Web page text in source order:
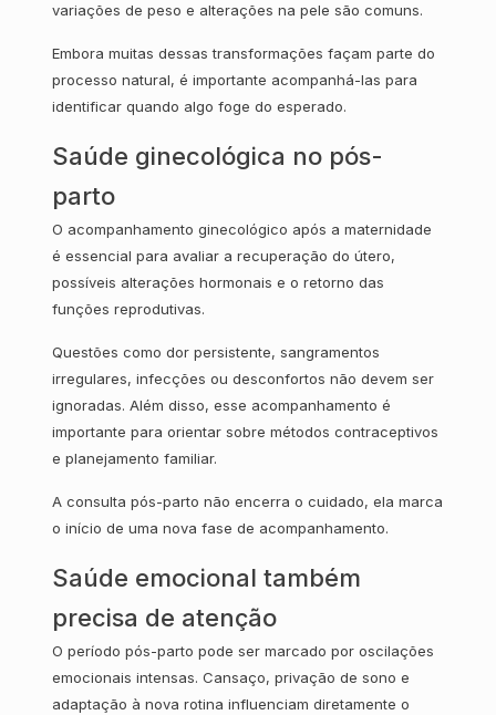
variações de peso e alterações na pele são comuns.
Embora muitas dessas transformações façam parte do
processo natural, é importante acompanhá-las para
identificar quando algo foge do esperado.
Saúde ginecológica no pós-
parto
O acompanhamento ginecológico após a maternidade
é essencial para avaliar a recuperação do útero,
possíveis alterações hormonais e o retorno das
funções reprodutivas.
Questões como dor persistente, sangramentos
irregulares, infecções ou desconfortos não devem ser
ignoradas. Além disso, esse acompanhamento é
importante para orientar sobre métodos contraceptivos
e planejamento familiar.
A consulta pós-parto não encerra o cuidado, ela marca
o início de uma nova fase de acompanhamento.
Saúde emocional também
precisa de atenção
O período pós-parto pode ser marcado por oscilações
emocionais intensas. Cansaço, privação de sono e
adaptação à nova rotina influenciam diretamente o